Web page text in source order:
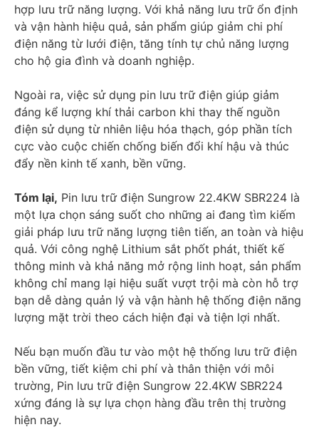
hợp lưu trữ năng lượng. Với khả năng lưu trữ ổn định
và vận hành hiệu quả, sản phẩm giúp giảm chi phí
điện năng từ lưới điện, tăng tính tự chủ năng lượng
cho hộ gia đình và doanh nghiệp.
Ngoài ra, việc sử dụng pin lưu trữ điện giúp giảm
đáng kể lượng khí thải carbon khi thay thế nguồn
điện sử dụng từ nhiên liệu hóa thạch, góp phần tích
cực vào cuộc chiến chống biến đổi khí hậu và thúc
đẩy nền kinh tế xanh, bền vững.
Tóm lại, Pin lưu trữ điện Sungrow 22.4KW SBR224 là
một lựa chọn sáng suốt cho những ai đang tìm kiếm
giải pháp lưu trữ năng lượng tiên tiến, an toàn và hiệu
quả. Với công nghệ Lithium sắt phốt phát, thiết kế
thông minh và khả năng mở rộng linh hoạt, sản phẩm
không chỉ mang lại hiệu suất vượt trội mà còn hỗ trợ
bạn dễ dàng quản lý và vận hành hệ thống điện năng
lượng mặt trời theo cách hiện đại và tiện lợi nhất.
Nếu bạn muốn đầu tư vào một hệ thống lưu trữ điện
bền vững, tiết kiệm chi phí và thân thiện với môi
trường, Pin lưu trữ điện Sungrow 22.4KW SBR224
xứng đáng là sự lựa chọn hàng đầu trên thị trường
hiện nay.